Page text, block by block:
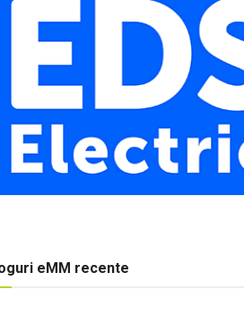
eMM recente